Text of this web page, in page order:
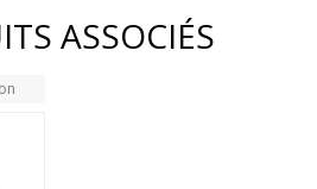
ASSOCIÉS